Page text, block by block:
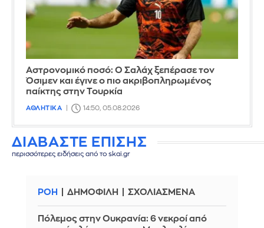
Αστρονομικό ποσό: Ο Σαλάχ ξεπέρασε τον
Όσιμεν και έγινε ο πιο ακριβοπληρωμένος
παίκτης στην Τουρκία
ΑΘΛΗΤΙΚΑ 14:50, 05.08.2026
ΔΙΑΒΑΣΤΕ ΕΠΙΣΗΣ
περισσότερες ειδήσεις από το skai.gr
ΡΟΗ ΔΗΜΟΦΙΛΗ ΣΧΟΛΙΑΣΜΕΝΑ
Πόλεμος στην Ουκρανία: 6 νεκροί από